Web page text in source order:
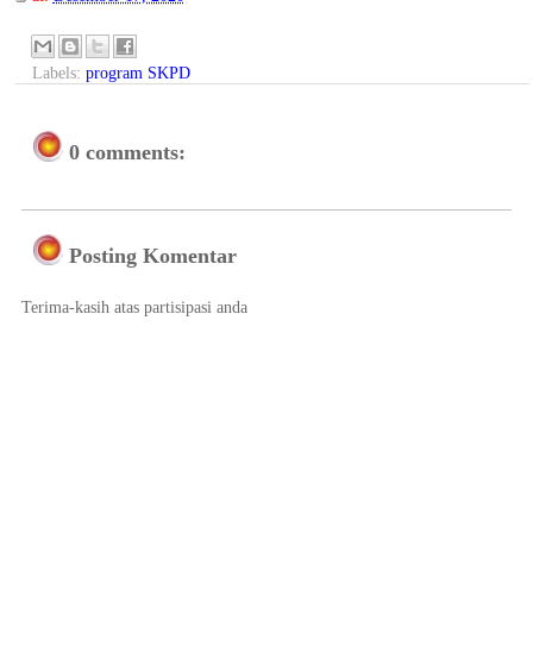
Labels: program SKPD
0 comments:
Posting Komentar
Terima-kasih atas partisipasi anda